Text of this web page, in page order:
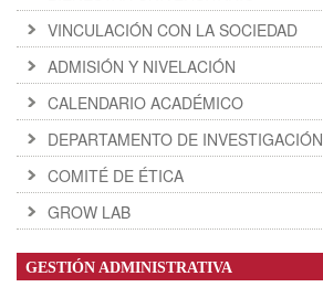
VINCULACIÓN CON LA SOCIEDAD
ADMISIÓN Y NIVELACIÓN
CALENDARIO ACADÉMICO
DEPARTAMENTO DE INVESTIGACIÓN
COMITÉ DE ÉTICA
GROW LAB
GESTIÓN ADMINISTRATIVA